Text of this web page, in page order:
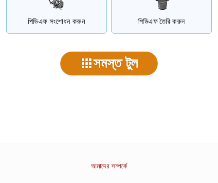
পিডিএফ সংশোধন করুন পিডিএফ তৈরি করুন
সমস্ত টুল
আমাদের সম্পর্কে